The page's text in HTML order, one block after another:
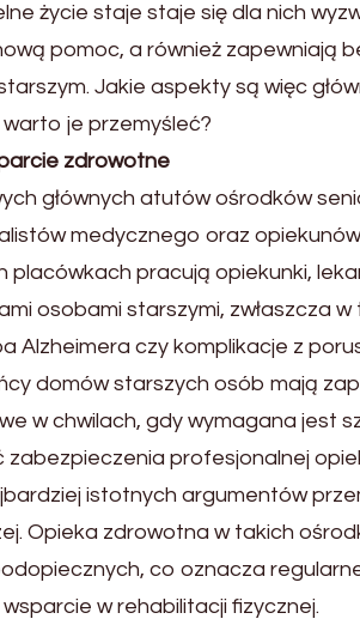
życie staje staje się dla nich
pomoc, a również zapewniają
Jakie aspekty są więc
je przemyśleć?
zdrowotne
głównych atutów ośrodków
medycznego oraz
placówkach pracują opiekunki,
osobami starszymi, zwłaszcza
Alzheimera czy komplikacje z
domów starszych osób mają
w chwilach, gdy wymagana jest
zabezpieczenia profesjonalnej
istotnych argumentów
Opieka zdrowotna w takich
co oznacza
w rehabilitacji fizycznej.